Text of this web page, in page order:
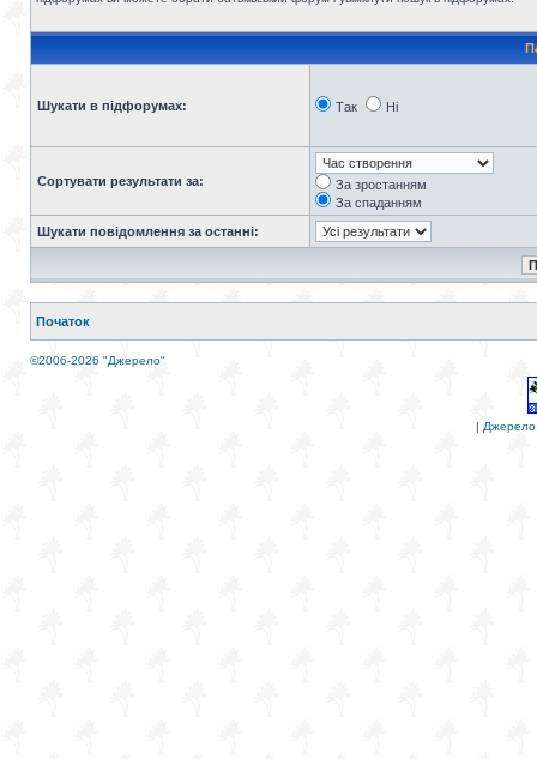
Шукати в підфорумах: Так Ні
Сортувати результати за:
За зростанням
За спаданням
Шукати повідомлення за останні:
Початок
©2006-2026 "Джерело"
| Джерело